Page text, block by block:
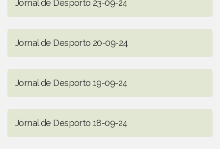
Jornal de Desporto 23-09-24
Jornal de Desporto 20-09-24
Jornal de Desporto 19-09-24
Jornal de Desporto 18-09-24